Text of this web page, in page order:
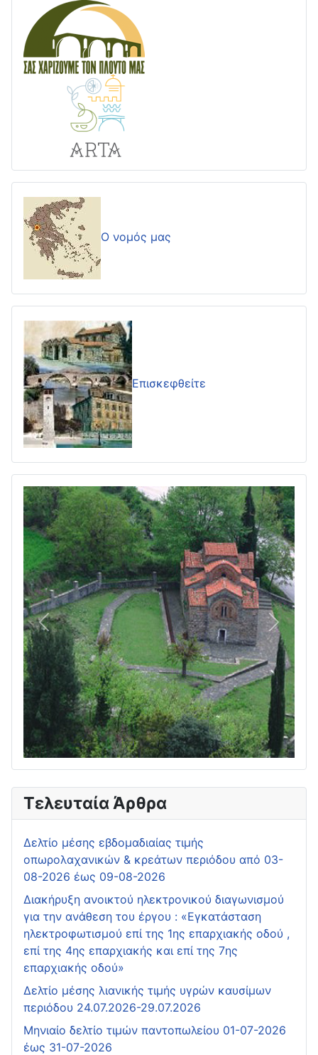
Ο νομός μας
Επισκεφθείτε
Πίσω
Τελευταία Άρθρα
Δελτίο μέσης εβδομαδιαίας τιμής
οπωρολαχανικών & κρεάτων περιόδου από 03-
08-2026 έως 09-08-2026
Διακήρυξη ανοικτού ηλεκτρονικού διαγωνισμού
για την ανάθεση του έργου : «Εγκατάσταση
ηλεκτροφωτισμού επί της 1ης επαρχιακής οδού ,
επί της 4ης επαρχιακής και επί της 7ης
επαρχιακής οδού»
Δελτίο μέσης λιανικής τιμής υγρών καυσίμων
περιόδου 24.07.2026-29.07.2026
Μηνιαίο δελτίο τιμών παντοπωλείου 01-07-2026
έως 31-07-2026